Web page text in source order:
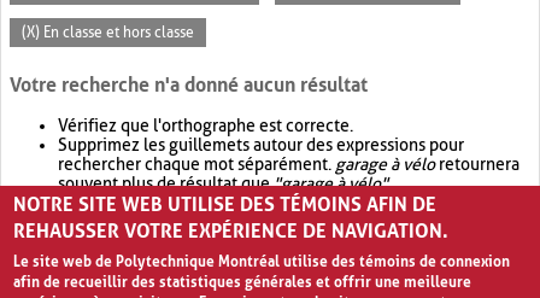
(X) En classe et hors classe
Votre recherche n'a donné aucun résultat
Vérifiez que l'orthographe est correcte.
Supprimez les guillemets autour des expressions pour
rechercher chaque mot séparément. garage à véloretournera
souvent plus de résultat que"garage à vélo".
Envisagez d'élargir votre recherche avec OR.garage OR vélo
retournera souvent plus de résultat quegarage à vélo
NOTRE SITE WEB UTILISE DES TÉMOINS AFIN DE
REHAUSSER VOTRE EXPÉRIENCE DE NAVIGATION.
Le site web de Polytechnique Montréal utilise des témoins de connexion
afin de recueillir des statistiques générales et offrir une meilleure